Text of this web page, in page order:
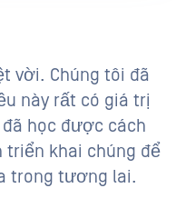
vời. Chúng tôi đã
này rất có giá trị
học được cách
triển khai chúng để
trong tương lai.